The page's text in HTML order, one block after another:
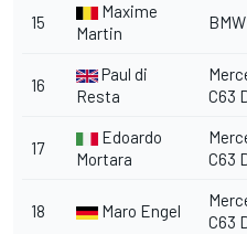
15
Maxime
Martin
16
Paul di
Resta
C63
17
Edoardo
Mortara
C63
18 Maro Engel
C63